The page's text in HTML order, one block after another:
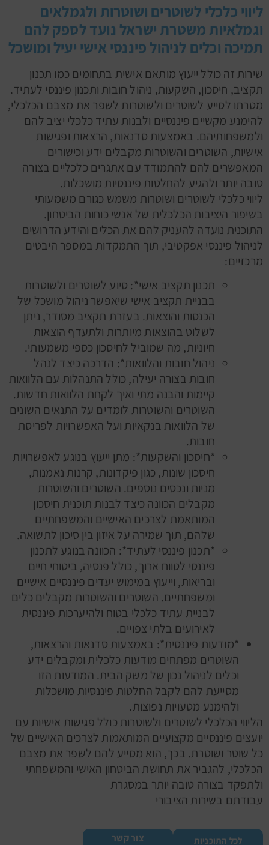
ליווי כלכלי לשוטרים ושוטרות ולגמלאים
וגמלאיות משטרת ישראל נועד לספק להם
תמיכה וכלים לניהול פיננסי אישי יעיל ומושכל
שירות זה כולל ייעוץ מותאם אישית בתחומים כמו תכנון
תקציב, חיסכון, השקעות, ניהול חובות ותכנון פיננסי לעתיד.
מטרתו לסייע לשוטרים ולשוטרות לשפר את מצבם הכלכלי,
להימנע מקשיים פיננסיים ולבנות עתיד כלכלי יציב להם
ולמשפחותיהם. באמצעות סדנאות, הרצאות ופגישות
אישיות, השוטרים והשוטרות מקבלים ידע וכישורים
המאפשרים להם להתמודד עם אתגרים כלכליים בצורה
טובה יותר ולהגיע להחלטות פיננסיות מושכלות.
ליווי כלכלי לשוטרים ושוטרות משמש כגורם משמעותי
בשיפור היציבות הכלכלית של אנשי כוחות הביטחון.
התוכנית נועדה להעניק להם את הכלים והידע הדרושים
לניהול פיננסי אפקטיבי, תוך התמקדות במספר היבטים
מרכזיים:
תכנון תקציב אישי*: סיוע לשוטרים ולשוטרות
בבניית תקציב אישי שיאפשר ניהול מושכל של
הכנסות והוצאות. בעזרת תקציב מסודר, ניתן
לשלוט בהוצאות מיותרות ולתעדף הוצאות
חיוניות, מה שמוביל לחיסכון כספי משמעותי.
ניהול חובות והלוואות*: הדרכה כיצד לנהל
חובות בצורה יעילה, כולל התנהלות עם הלוואות
קיימות והבנה מתי ואיך לקחת הלוואות חדשות.
השוטרים והשוטרות לומדים על התנאים השונים
של הלוואות בנקאיות ועל האפשרויות לפריסת
חובות.
*חיסכון והשקעות*: מתן ייעוץ בנוגע לאפשרויות
חיסכון שונות, כגון פיקדונות, קרנות נאמנות,
מניות ונכסים נוספים. השוטרים והשוטרות
מקבלים הכוונה כיצד לבנות תוכנית חיסכון
המותאמת לצרכים האישיים והמשפחתיים
שלהם, תוך שמירה על איזון בין סיכון לתשואה.
*תכנון פיננסי לעתיד*: הכוונה בנוגע לתכנון
פיננסי לטווח ארוך, כולל פנסיה, ביטוחי חיים
ובריאות, וייעוץ במימוש יעדים פיננסיים אישיים
ומשפחתיים. השוטרים והשוטרות מקבלים כלים
לבניית עתיד כלכלי בטוח ולהיערכות פיננסית
לאירועים בלתי צפויים.
*מודעות פיננסית*: באמצעות סדנאות והרצאות,
השוטרים מפתחים מודעות כלכלית ומקבלים ידע
וכלים לניהול נכון של משק הבית. המודעות הזו
מסייעת להם לקבל החלטות פיננסיות מושכלות
ולהימנע מטעויות נפוצות.
הליווי הכלכלי לשוטרים ולשוטרות כולל פגישות אישיות עם
יועצים פיננסיים מקצועיים המותאמות לצרכים האישיים של
כל שוטר ושוטרת. בכך, הוא מסייע להם לשפר את מצבם
הכלכלי, להגביר את תחושת הביטחון האישי והמשפחתי
ולתפקד בצורה טובה יותר במסגרת
עבודתם בשירות הציבורי
לכל התוכניות צור קשר